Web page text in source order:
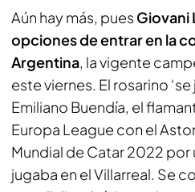
Aún hay más, pues Giovani
opciones de entrar en la
Argentina, la vigente
este viernes. El rosarino
Emiliano Buendía, el
Europa League con el
Mundial de Catar 2022 por
jugaba en el Villarreal. Se